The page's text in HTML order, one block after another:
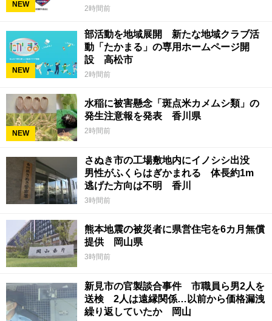
NEW 2時間前
NEW
部活動を地域展開 新たな地域クラブ活
動「たかまる」の専用ホームページ開
設 高松市
2時間前
NEW
水稲に被害懸念「斑点米カメムシ類」の
発生注意報を発表 香川県
2時間前
さぬき市の工場敷地内にイノシシ出没
男性がふくらはぎかまれる 体長約1m
逃げた方向は不明 香川
3時間前
熊本地震の被災者に県営住宅を6カ月無償
提供 岡山県
3時間前
新見市の官製談合事件 市職員ら男2人を
送検 2人は遠縁関係…以前から価格漏洩
繰り返していたか 岡山